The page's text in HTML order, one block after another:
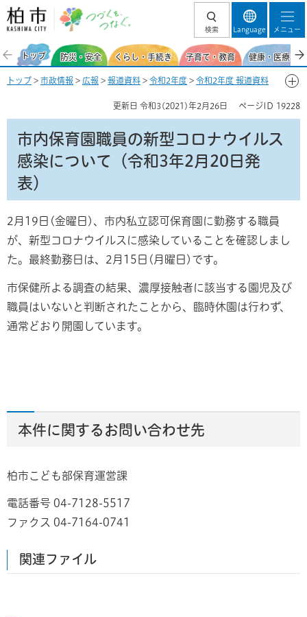
柏市 つづくを、
検索 Language メニュー
トップ 防災・安全 くらし・手続き 子育て・教育 健康・医療・
トップ > 市政情報 > 広報 > 報道資料 > 令和2年度 > 令和2年度 報道資料
ウイルス感染について（令和3年2月20日発表）
更新日 令和3(2021)年2月26日 ページID 19228
市内保育園職員の新型コロナウイルス
感染について（令和3年2月20日発
表）
2月19日(金曜日)、市内私立認可保育園に勤務する職員
が、新型コロナウイルスに感染していることを確認しまし
た。最終勤務日は、2月15日(月曜日)です。
市保健所よる調査の結果、濃厚接触者に該当する園児及び
職員はいないと判断されたことから、臨時休園は行わず、
通常どおり開園しています。
本件に関するお問い合わせ先
柏市こども部保育運営課
電話番号 04-7128-5517
ファクス 04-7164-0741
関連ファイル